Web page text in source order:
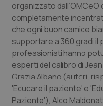
Friuli Venezia
Lazio
Liguria
Lombardia
Dermatite Atopica
Diabete &
Disturbi dell’umore
Dolore
organizzato dall’OMCeO
completamente
che ogni buon camice
supportare a 360 gradi il
professionisti hanno
esperti del calibro di
Grazia Albano (autori,
'Educare il paziente' e
Paziente'), Aldo